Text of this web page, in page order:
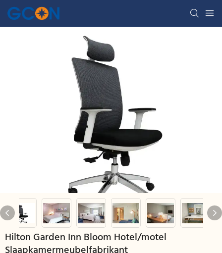
Hilton Garden Inn Bloom Hotel/motel